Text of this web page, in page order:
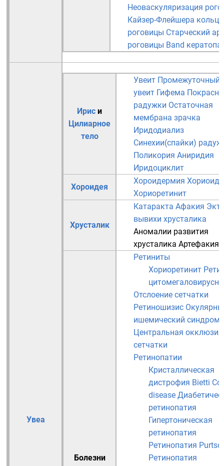
Неоваскуляризация
Кайзер-Флейшера кольца
роговицы Старческий
роговицы Band
Увеа
Ирис и
Цилиарное
тело
Увеит Промежуточный
увеит Гифема
радужки Остаточная
мембрана зрачка
Иридодиализ
Синехии(спайки)
Поликория Аниридия
Иридоциклит
Хороидея
Хороидермия
Хориоретинит
Хрусталик
Катаракта Афакия
вывихи хрусталика
Аномалии развития
хрусталика Артефакия
Болезни
Ретиниты
Хориоретинит
Отслоение сетчатки
Ретиношизис
ишемический синдром
Центральная окклюзия
сетчатки
Ретинопатии
Кристаллическая
дистрофия Bietti
disease
ретинопатия
Гипертоническая
ретинопатия
Ретинопатия
Ретинопатия